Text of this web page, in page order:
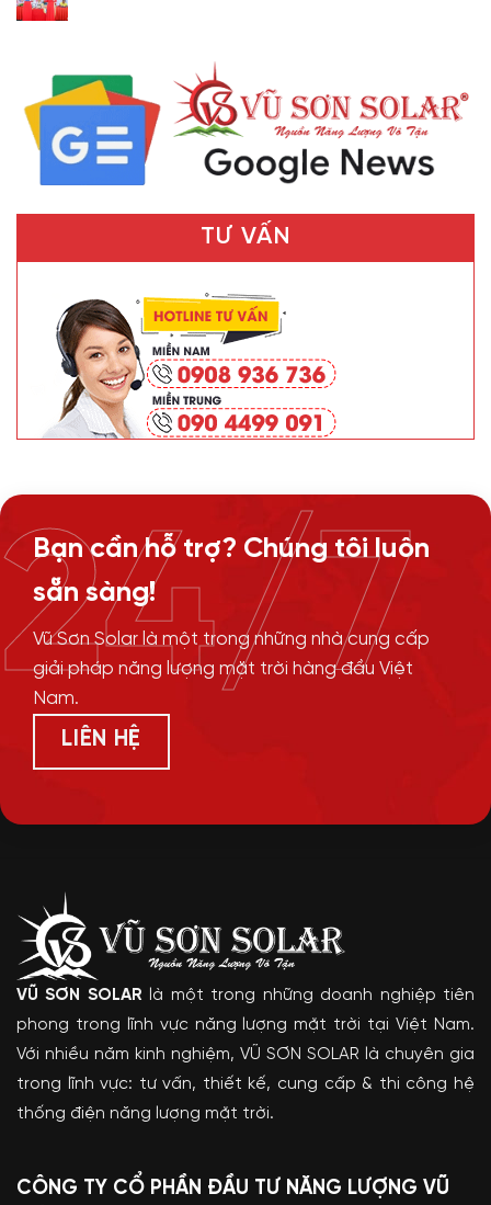
TƯ VẤN
Bạn cần hỗ trợ? Chúng tôi luôn
sẵn sàng!
Vũ Sơn Solar là một trong những nhà cung cấp
giải pháp năng lượng mặt trời hàng đầu Việt
Nam.
LIÊN HỆ
24/7
VŨ SƠN SOLAR là một trong những doanh nghiệp tiên
phong trong lĩnh vực năng lượng mặt trời tại Việt Nam.
Với nhiều năm kinh nghiệm, VŨ SƠN SOLAR là chuyên gia
trong lĩnh vực: tư vấn, thiết kế, cung cấp & thi công hệ
thống điện năng lượng mặt trời.
CÔNG TY CỔ PHẦN ĐẦU TƯ NĂNG LƯỢNG VŨ